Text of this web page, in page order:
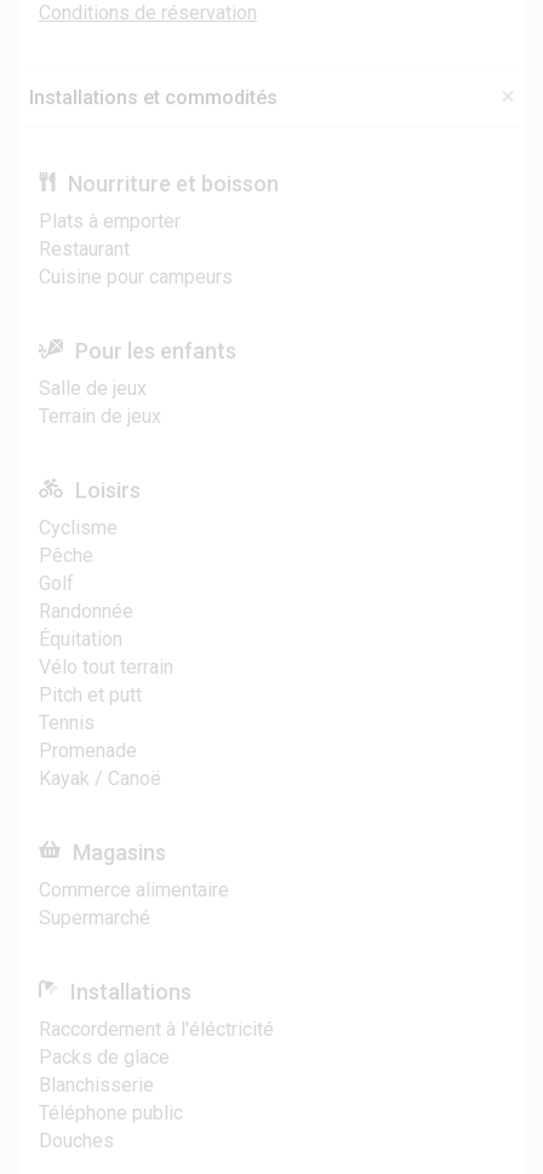
Conditions de réservation
Installations et commodités
Nourriture et boisson
Plats à emporter
Restaurant
Cuisine pour campeurs
Pour les enfants
Salle de jeux
Terrain de jeux
Loisirs
Cyclisme
Pêche
Golf
Randonnée
Équitation
Vélo tout terrain
Pitch et putt
Tennis
Promenade
Kayak / Canoë
Magasins
Commerce alimentaire
Supermarché
Installations
Raccordement à l'éléctricité
Packs de glace
Blanchisserie
Téléphone public
Douches